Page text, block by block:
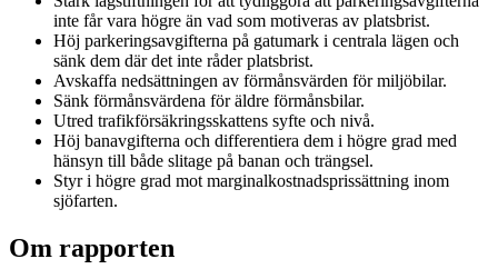
inte får vara högre än vad som motiveras av platsbrist.
Höj parkeringsavgifterna på gatumark i centrala lägen och
sänk dem där det inte råder platsbrist.
Avskaffa nedsättningen av förmånsvärden för miljöbilar.
Sänk förmånsvärdena för äldre förmånsbilar.
Utred trafikförsäkringsskattens syfte och nivå.
Höj banavgifterna och differentiera dem i högre grad med
hänsyn till både slitage på banan och trängsel.
Styr i högre grad mot marginalkostnadsprissättning inom
sjöfarten.
Om rapporten